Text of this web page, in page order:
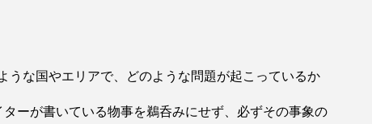
うな国やエリアで、どのような問題が起こっているか
ーが書いている物事を鵜呑みにせず、必ずその事象の